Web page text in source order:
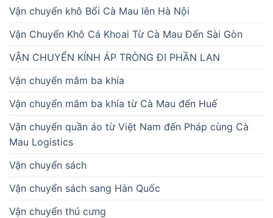
Vận chuyển khô Bổi Cà Mau lên Hà Nội
Vận Chuyển Khô Cá Khoai Từ Cà Mau Đến Sài Gòn
VẬN CHUYỂN KÍNH ÁP TRÒNG ĐI PHẦN LAN
Vận chuyển mắm ba khía
Vận chuyển mắm ba khía từ Cà Mau đến Huế
Vận chuyển quần áo từ Việt Nam đến Pháp cùng Cà
Mau Logistics
Vận chuyển sách
Vận chuyển sách sang Hàn Quốc
Vận chuyển thú cưng